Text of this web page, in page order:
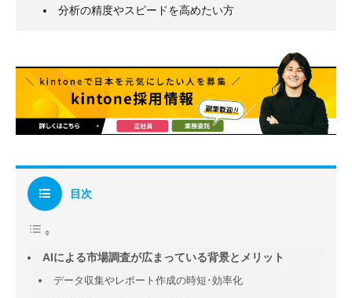
分析の精度やスピードを高めたい方
目次
AIによる市場調査が広まっている背景とメリット
データ収集やレポート作成の時短･効率化